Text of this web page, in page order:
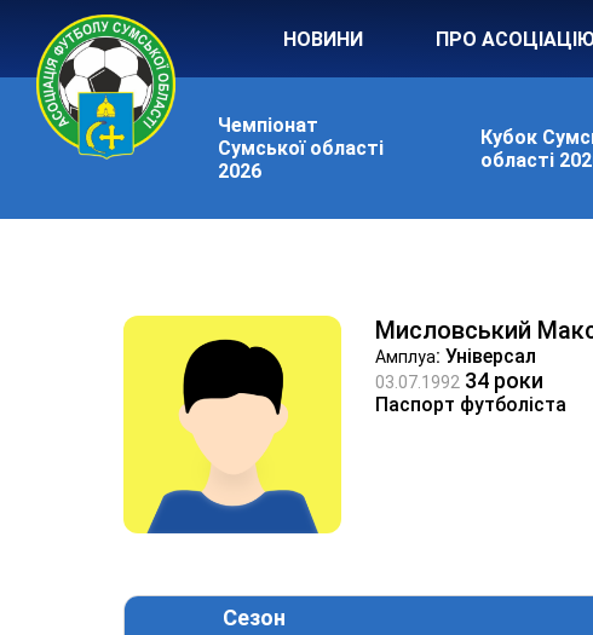
НОВИНИ ПРО
Чемпіонат
Сумської області
2026
Кубок
області
Мисловський
Амплуа: Універсал
03.07.1992 34 роки
Паспорт футболіста
Сезон